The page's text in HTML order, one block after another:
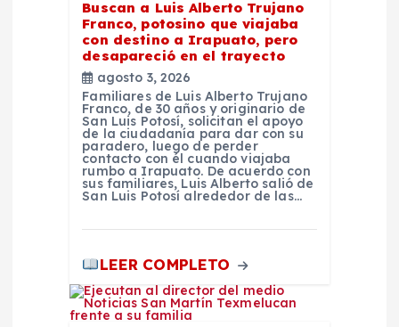
Buscan a Luis Alberto Trujano
Franco, potosino que viajaba
con destino a Irapuato, pero
desapareció en el trayecto
agosto 3, 2026
Familiares de Luis Alberto Trujano
Franco, de 30 años y originario de
San Luis Potosí, solicitan el apoyo
de la ciudadanía para dar con su
paradero, luego de perder
contacto con él cuando viajaba
rumbo a Irapuato. De acuerdo con
sus familiares, Luis Alberto salió de
San Luis Potosí alrededor de las…
LEER COMPLETO